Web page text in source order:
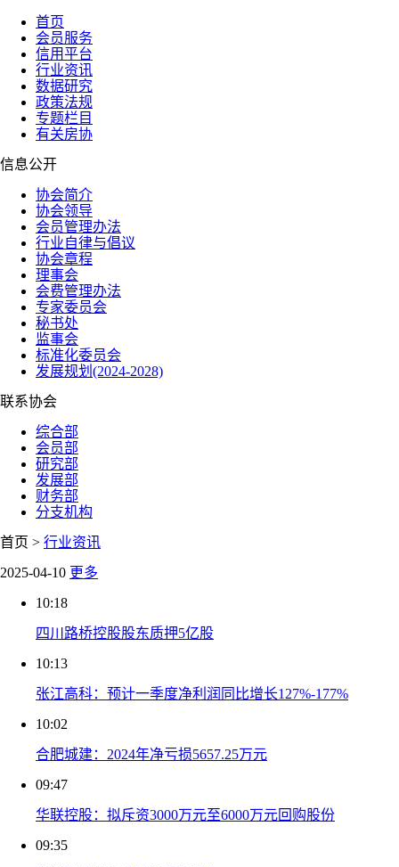
首页
会员服务
信用平台
行业资讯
数据研究
政策法规
专题栏目
有关房协
信息公开
协会简介
协会领导
会员管理办法
行业自律与倡议
协会章程
理事会
会费管理办法
专家委员会
秘书处
监事会
标准化委员会
发展规划(2024-2028)
联系协会
综合部
会员部
研究部
发展部
财务部
分支机构
首页 > 行业资讯
2025-04-10 更多
10:18
四川路桥控股股东质押5亿股
10:13
张江高科：预计一季度净利润同比增长127%-177%
10:02
合肥城建：2024年净亏损5657.25万元
09:47
华联控股：拟斥资3000万元至6000万元回购股份
09:35